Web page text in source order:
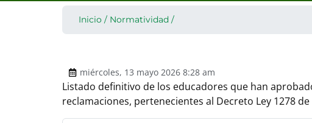
Inicio / Normatividad /
miércoles, 13 mayo 2026 8:28 am
Listado definitivo de los educadores que han
reclamaciones, pertenecientes al Decreto Ley 1278 de